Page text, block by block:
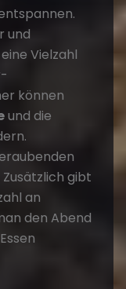
und
Vielzahl
können
und die
gibt
an
den Abend